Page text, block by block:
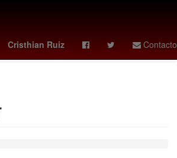
Cristhian Ruiz Contacto
Nominación
Juegos Olímpicos